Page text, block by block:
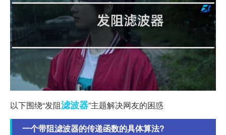
以下围绕“发阻滤波器”主题解决网友的困惑
一个带阻滤波器的传递函数的具体算法?